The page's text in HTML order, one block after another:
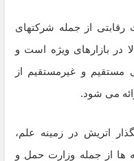
از جمله شرکتهای
در بازارهای ویژه است و
مستقیم و غیرمستقیم از
می شود.
اتریش در زمینه علم،
ها از جمله وزارت حمل و